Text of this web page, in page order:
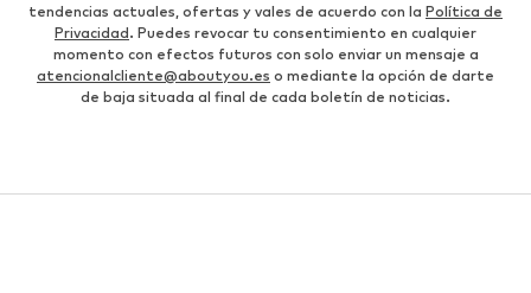
tendencias actuales, ofertas y vales de acuerdo con la Política de
Privacidad. Puedes revocar tu consentimiento en cualquier
momento con efectos futuros con solo enviar un mensaje a
atencionalcliente@aboutyou.es o mediante la opción de darte
de baja situada al final de cada boletín de noticias.